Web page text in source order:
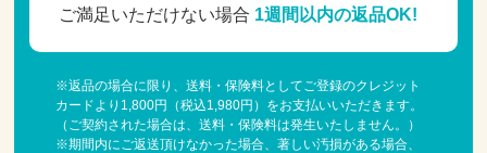
ご満足いただけない場合 1週間以内の返品OK!
※返品の場合に限り、送料・保険料としてご登録のクレジット
カードより1,800円（税込1,980円）をお支払いいただきます。
（ご契約された場合は、送料・保険料は発生いたしません。）
※期間内にご返送頂けなかった場合、著しい汚損がある場合、